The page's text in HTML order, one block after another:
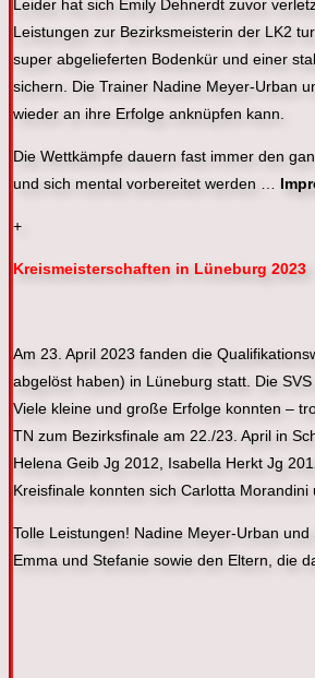
Leider hat sich Emily Dehnerdt zuvor
Leistungen zur Bezirksmeisterin der LK2
super abgelieferten Bodenkür und einer
sichern. Die Trainer Nadine Meyer-Urban
wieder an ihre Erfolge anknüpfen kann.
Die Wettkämpfe dauern fast immer den
und sich mental vorbereitet werden …
+
Kreismeisterschaften in Lüneburg 2023
Am 23. April 2023 fanden die
abgelöst haben) in Lüneburg statt. Die
Viele kleine und große Erfolge konnten –
TN zum Bezirksfinale am 22./23. April in
Helena Geib Jg 2012, Isabella Herkt Jg
Kreisfinale konnten sich Carlotta
Tolle Leistungen! Nadine Meyer-Urban
Emma und Stefanie sowie den Eltern, die